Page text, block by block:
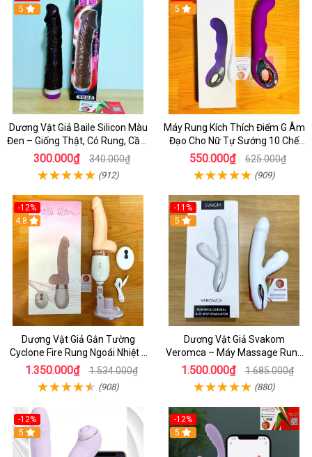
5
Dương Vật Giả Baile Silicon Màu
Đen – Giống Thật, Có Rung, Cầm
Tay Giá Rẻ
300.000₫ 340.000₫
(912)
5
Máy Rung Kích Thích Điểm G Âm
Đạo Cho Nữ Tự Sướng 10 Chế
Độ Rung
550.000₫ 625.000₫
(909)
-12%
4.8
Dương Vật Giả Gắn Tường
Cyclone Fire Rung Ngoái Nhiệt 7
Chế Độ Silicon Cao Cấp
1.350.000₫ 1.534.000₫
(908)
-11%
5
Dương Vật Giả Svakom
Veromca – Máy Massage Rung
Thụt, Bú Mút Âm Vật & Điểm G
Cao Cấp
1.500.000₫ 1.685.000₫
(880)
-12%
5
-12%
5